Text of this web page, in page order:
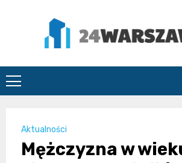
Aktualności
Mężczyzna w